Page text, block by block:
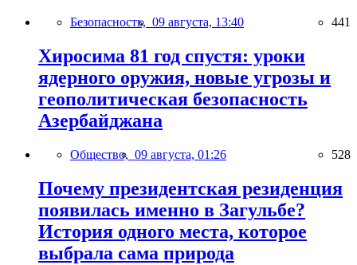
Безопасность, 09 августа, 13:40 441
Хиросима 81 год спустя: уроки
ядерного оружия, новые угрозы и
геополитическая безопасность
Азербайджана
Общество, 09 августа, 01:26 528
Почему президентская резиденция
появилась именно в Загульбе?
История одного места, которое
выбрала сама природа